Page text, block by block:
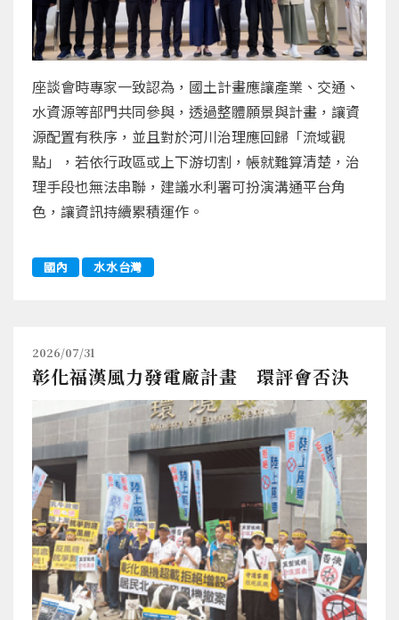
座談會時專家一致認為，國土計畫應讓產業、交通、
水資源等部門共同參與，透過整體願景與計畫，讓資
源配置有秩序，並且對於河川治理應回歸「流域觀
點」，若依行政區或上下游切割，帳就難算清楚，治
理手段也無法串聯，建議水利署可扮演溝通平台角
色，讓資訊持續累積運作。
國內 水水台灣
2026/07/31
彰化福漢風力發電廠計畫 環評會否決